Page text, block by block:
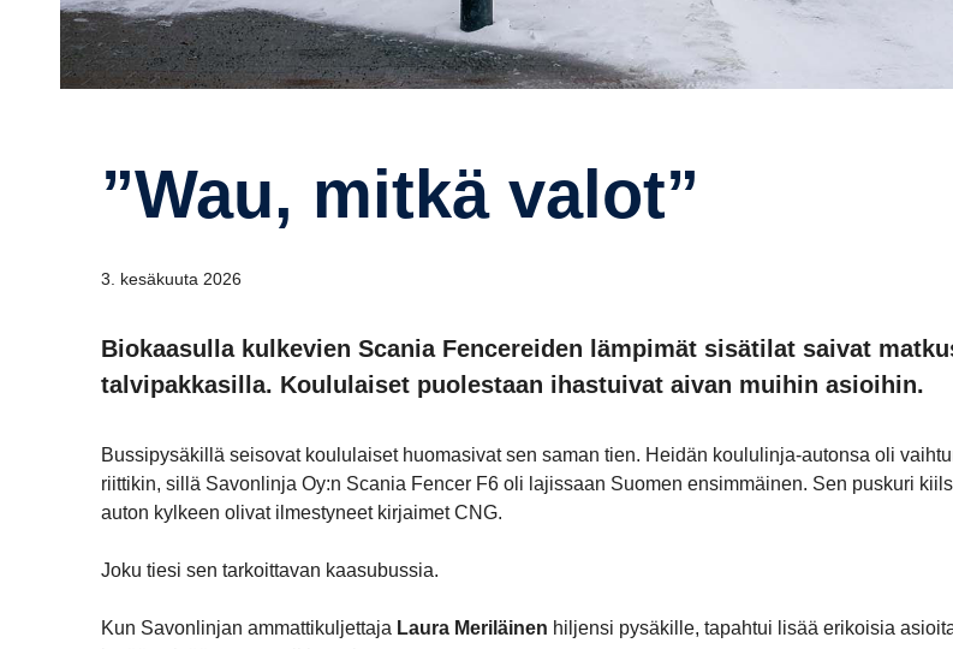
”Wau, mitkä valot”
3. kesäkuuta 2026
Biokaasulla kulkevien Scania Fencereiden lämpimät sisätilat saivat
talvipakkasilla. Koululaiset puolestaan ihastuivat aivan muihin asioihin.
Bussipysäkillä seisovat koululaiset huomasivat sen saman tien. Heidän koululinja-autonsa oli
riittikin, sillä Savonlinja Oy:n Scania Fencer F6 oli lajissaan Suomen ensimmäinen. Sen puskuri
auton kylkeen olivat ilmestyneet kirjaimet CNG.
Joku tiesi sen tarkoittavan kaasubussia.
Kun Savonlinjan ammattikuljettaja Laura Meriläinen hiljensi pysäkille, tapahtui lisää erikoisia